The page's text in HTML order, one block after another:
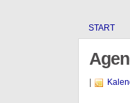
START